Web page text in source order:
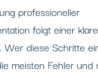
professioneller
folgt einer
Wer diese Schritte
meisten Fehler und